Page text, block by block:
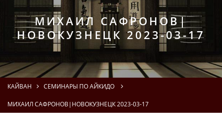
МИХАИЛ САФРОНОВ|
НОВОКУЗНЕЦК 2023-03-17
КАЙВАН СЕМИНАРЫ ПО АЙКИДО
МИХАИЛ САФРОНОВ|НОВОКУЗНЕЦК 2023-03-17